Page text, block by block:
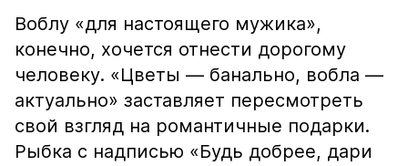
Воблу «для настоящего мужика»,
конечно, хочется отнести дорогому
человеку. «Цветы — банально, вобла —
актуально» заставляет пересмотреть
свой взгляд на романтичные подарки.
Рыбка с надписью «Будь добрее, дари